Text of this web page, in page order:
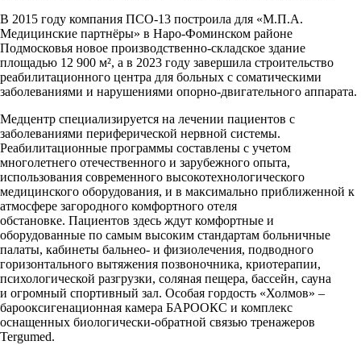
В 2015 году компания ПСО-13 построила для «М.П.А.
Медицинские партнёры» в Наро-Фоминском районе
Подмосковья новое производственно-складское здание
площадью 12 900 м², а в 2023 году завершила строительство
реабилитационного центра для больных с соматическими
заболеваниями и нарушениями опорно-двигательного аппарата.
Медцентр специализируется на лечении пациентов с
заболеваниями периферической нервной системы.
Реабилитационные программы составлены с учетом
многолетнего отечественного и зарубежного опыта,
использования современного высокотехнологического
медицинского оборудования, и в максимально приближенной к
атмосфере загородного комфортного отеля
обстановке. Пациентов здесь ждут комфортные и
оборудованные по самым высоким стандартам больничные
палаты, кабинеты бальнео- и физиолечения, подводного
горизонтального вытяжения позвоночника, криотерапии,
психологической разгрузки, соляная пещера, бассейн, сауна
и огромный спортивный зал. Особая гордость «Холмов» –
барооксигенационная камера БАРООКС и комплекс
оснащенных биологически-обратной связью тренажеров
Tergumed.